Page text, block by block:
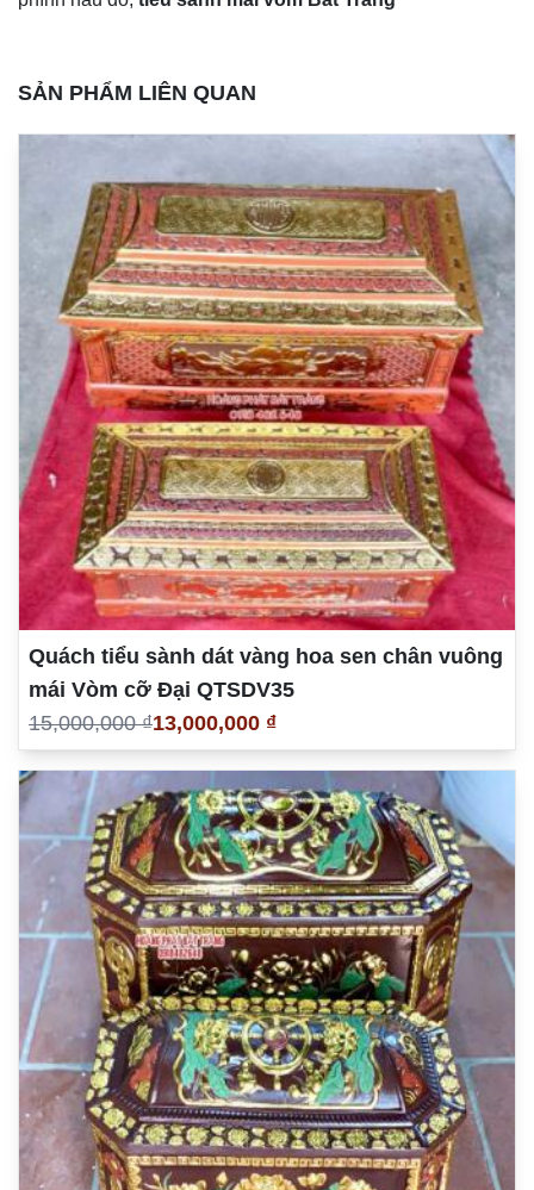
SẢN PHẨM LIÊN QUAN
Quách tiểu sành dát vàng hoa sen chân vuông
mái Vòm cỡ Đại QTSDV35
15,000,000 ₫13,000,000 ₫